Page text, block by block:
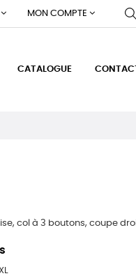
MON COMPTE
CATALOGUE
col à 3 boutons, coupe